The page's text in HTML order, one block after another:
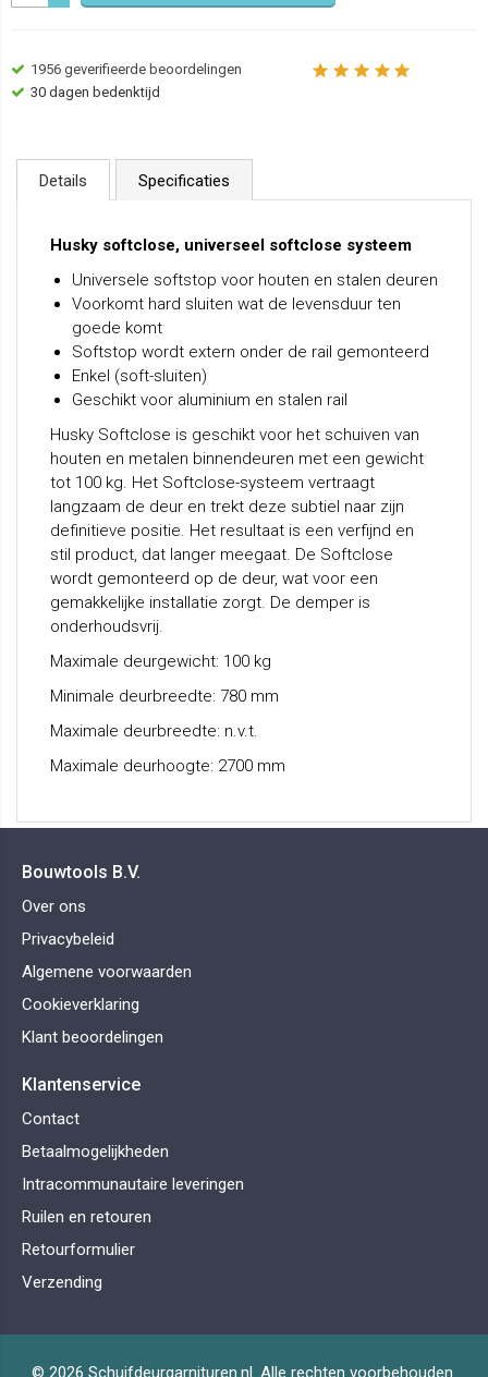
1956 geverifieerde beoordelingen
30 dagen bedenktijd
Details Specificaties
Husky softclose, universeel softclose systeem
Universele softstop voor houten en stalen deuren
Voorkomt hard sluiten wat de levensduur ten
goede komt
Softstop wordt extern onder de rail gemonteerd
Enkel (soft-sluiten)
Geschikt voor aluminium en stalen rail
Husky Softclose is geschikt voor het schuiven van
houten en metalen binnendeuren met een gewicht
tot 100 kg. Het Softclose-systeem vertraagt
langzaam de deur en trekt deze subtiel naar zijn
definitieve positie. Het resultaat is een verfijnd en
stil product, dat langer meegaat. De Softclose
wordt gemonteerd op de deur, wat voor een
gemakkelijke installatie zorgt. De demper is
onderhoudsvrij.
Maximale deurgewicht: 100 kg
Minimale deurbreedte: 780 mm
Maximale deurbreedte: n.v.t.
Maximale deurhoogte: 2700 mm
Bouwtools B.V.
Over ons
Privacybeleid
Algemene voorwaarden
Cookieverklaring
Klant beoordelingen
Klantenservice
Contact
Betaalmogelijkheden
Intracommunautaire leveringen
Ruilen en retouren
Retourformulier
Verzending
© 2026 Schuifdeurgarnituren.nl. Alle rechten voorbehouden.